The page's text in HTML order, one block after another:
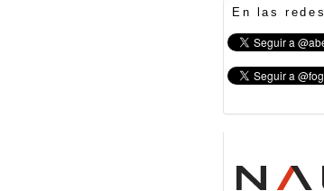
En las redes